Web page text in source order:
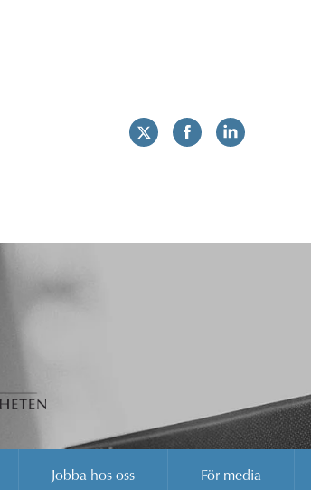
Jobba hos oss För media